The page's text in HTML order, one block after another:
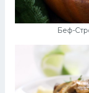
Беф-